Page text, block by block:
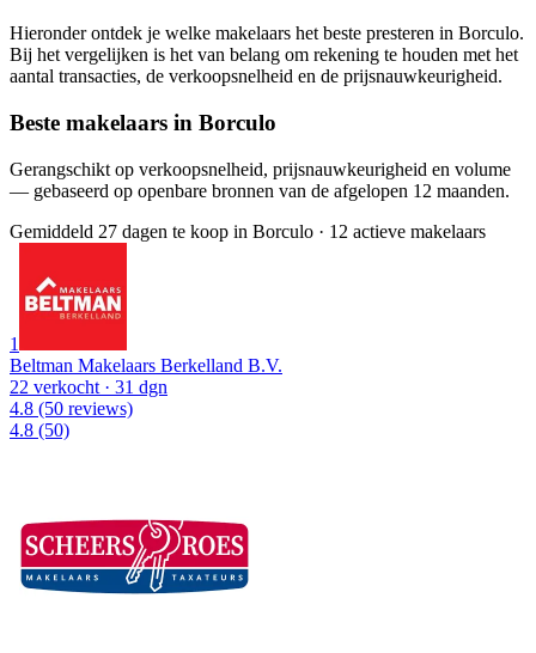
Hieronder ontdek je welke makelaars het beste presteren in Borculo.
Bij het vergelijken is het van belang om rekening te houden met het
aantal transacties, de verkoopsnelheid en de prijsnauwkeurigheid.
Beste makelaars in Borculo
Gerangschikt op verkoopsnelheid, prijsnauwkeurigheid en volume
— gebaseerd op openbare bronnen van de afgelopen 12 maanden.
Gemiddeld 27 dagen te koop in Borculo · 12 actieve makelaars
1
Beltman Makelaars Berkelland B.V.
22 verkocht · 31 dgn
4.8 (50 reviews)
4.8 (50)